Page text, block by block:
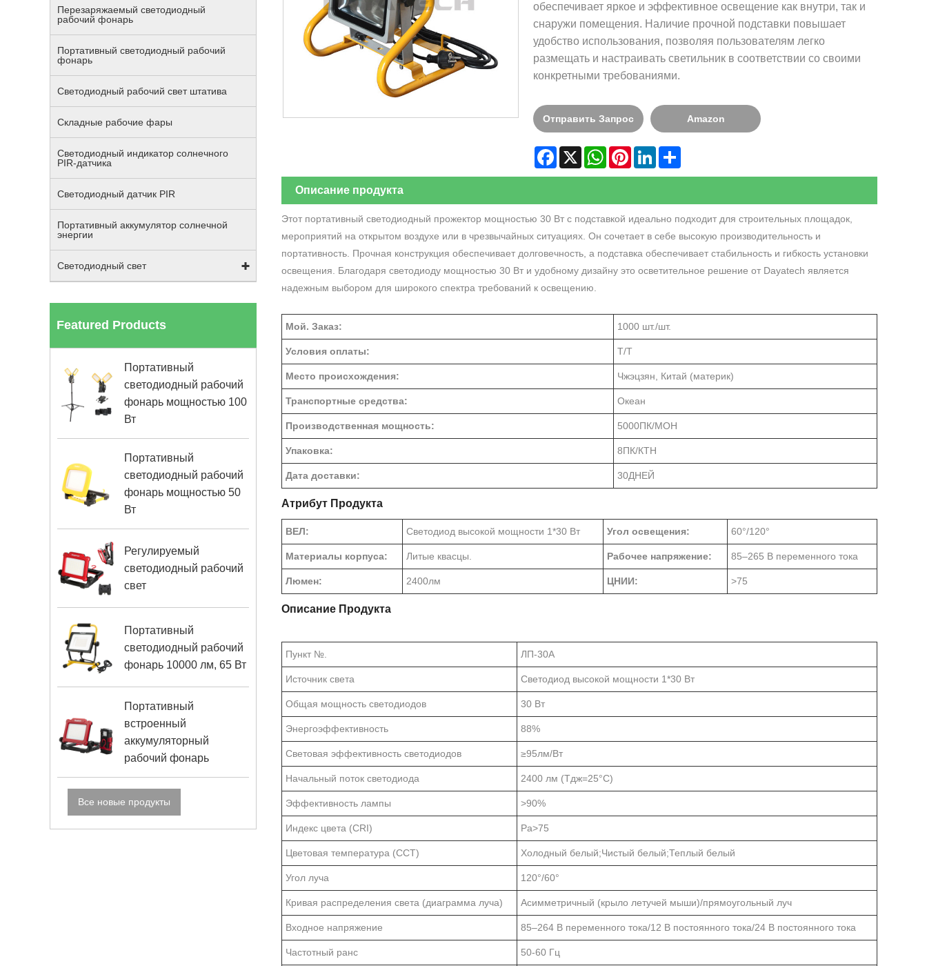
Перезаряжаемый светодиодный
рабочий фонарь
Портативный светодиодный рабочий
фонарь
Светодиодный рабочий свет штатива
Складные рабочие фары
Светодиодный индикатор солнечного
PIR-датчика
Светодиодный датчик PIR
Портативный аккумулятор солнечной
энергии
Светодиодный свет
Featured Products
Портативный
светодиодный рабочий
фонарь мощностью 100
Вт
Портативный
светодиодный рабочий
фонарь мощностью 50
Вт
Регулируемый
светодиодный рабочий
свет
Портативный
светодиодный рабочий
фонарь 10000 лм, 65 Вт
Портативный
встроенный
аккумуляторный
рабочий фонарь
Все новые продукты
обеспечивает яркое и эффективное освещение как внутри, так и
снаружи помещения. Наличие прочной подставки повышает
удобство использования, позволяя пользователям легко
размещать и настраивать светильник в соответствии со своими
конкретными требованиями.
Отправить Запрос Amazon
Facebook
X WhatsApp
PinterestLinkedInShare
Описание продукта
Этот портативный светодиодный прожектор мощностью 30 Вт с подставкой идеально подходит для строительных площадок,
мероприятий на открытом воздухе или в чрезвычайных ситуациях. Он сочетает в себе высокую производительность и
портативность. Прочная конструкция обеспечивает долговечность, а подставка обеспечивает стабильность и гибкость установки
освещения. Благодаря светодиоду мощностью 30 Вт и удобному дизайну это осветительное решение от Dayatech является
надежным выбором для широкого спектра требований к освещению.
Мой. Заказ: 1000 шт./шт.
Условия оплаты: Т/Т
Место происхождения: Чжэцзян, Китай (материк)
Транспортные средства: Океан
Производственная мощность: 5000ПК/МОН
Упаковка: 8ПК/КТН
Дата доставки: 30ДНЕЙ
Атрибут Продукта
ВЕЛ: Светодиод высокой мощности 1*30 Вт Угол освещения: 60°/120°
Материалы корпуса: Литые квасцы. Рабочее напряжение: 85–265 В переменного тока
Люмен: 2400лм ЦНИИ: >75
Описание Продукта
Пункт №. ЛП-30А
Источник света Светодиод высокой мощности 1*30 Вт
Общая мощность светодиодов 30 Вт
Энергоэффективность 88%
Световая эффективность светодиодов ≥95лм/Вт
Начальный поток светодиода 2400 лм (Тдж=25°С)
Эффективность лампы >90%
Индекс цвета (CRI) Ра>75
Цветовая температура (CCT) Холодный белый;Чистый белый;Теплый белый
Угол луча 120°/60°
Кривая распределения света (диаграмма луча) Асимметричный (крыло летучей мыши)/прямоугольный луч
Входное напряжение 85–264 В переменного тока/12 В постоянного тока/24 В постоянного тока
Частотный ранс 50-60 Гц